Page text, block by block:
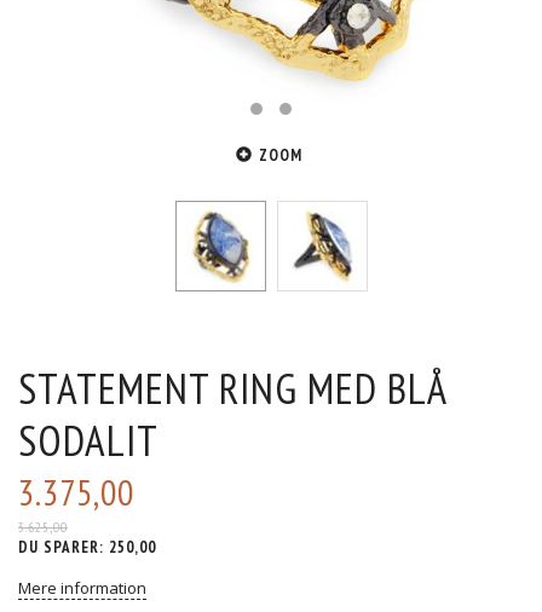
ZOOM
STATEMENT RING MED BLÅ
SODALIT
3.375,00
3.625,00
DU SPARER: 250,00
Mere information